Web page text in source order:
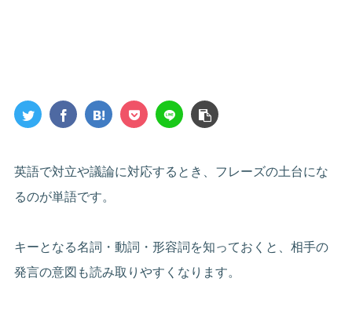
英語で対立や議論に対応するとき、フレーズの土台にな
るのが単語です。
キーとなる名詞・動詞・形容詞を知っておくと、相手の
発言の意図も読み取りやすくなります。